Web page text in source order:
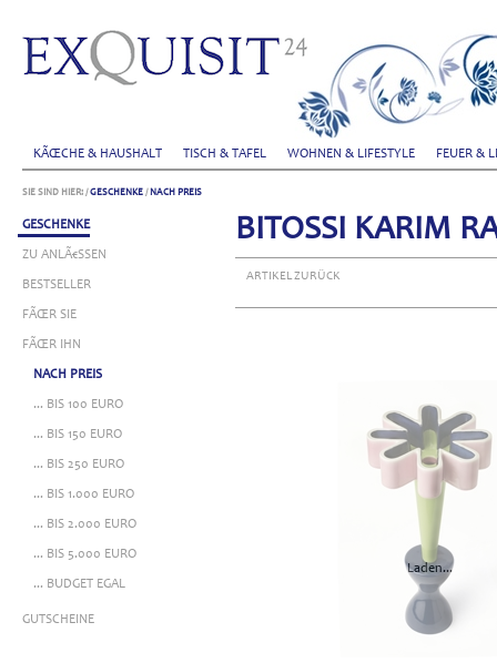
KÃŒCHE & HAUSHALT TISCH & TAFEL WOHNEN & LIFESTYLE FEUER &
SIE SIND HIER: /GESCHENKE / NACH PREIS
GESCHENKE
ZU ANLÃ€SSEN
BESTSELLER
FÃŒR SIE
FÃŒR IHN
NACH PREIS
... BIS 100 EURO
... BIS 150 EURO
... BIS 250 EURO
... BIS 1.000 EURO
... BIS 2.000 EURO
... BIS 5.000 EURO
... BUDGET EGAL
GUTSCHEINE
BITOSSI KARIM
ARTIKEL ZURÜCK
Laden...